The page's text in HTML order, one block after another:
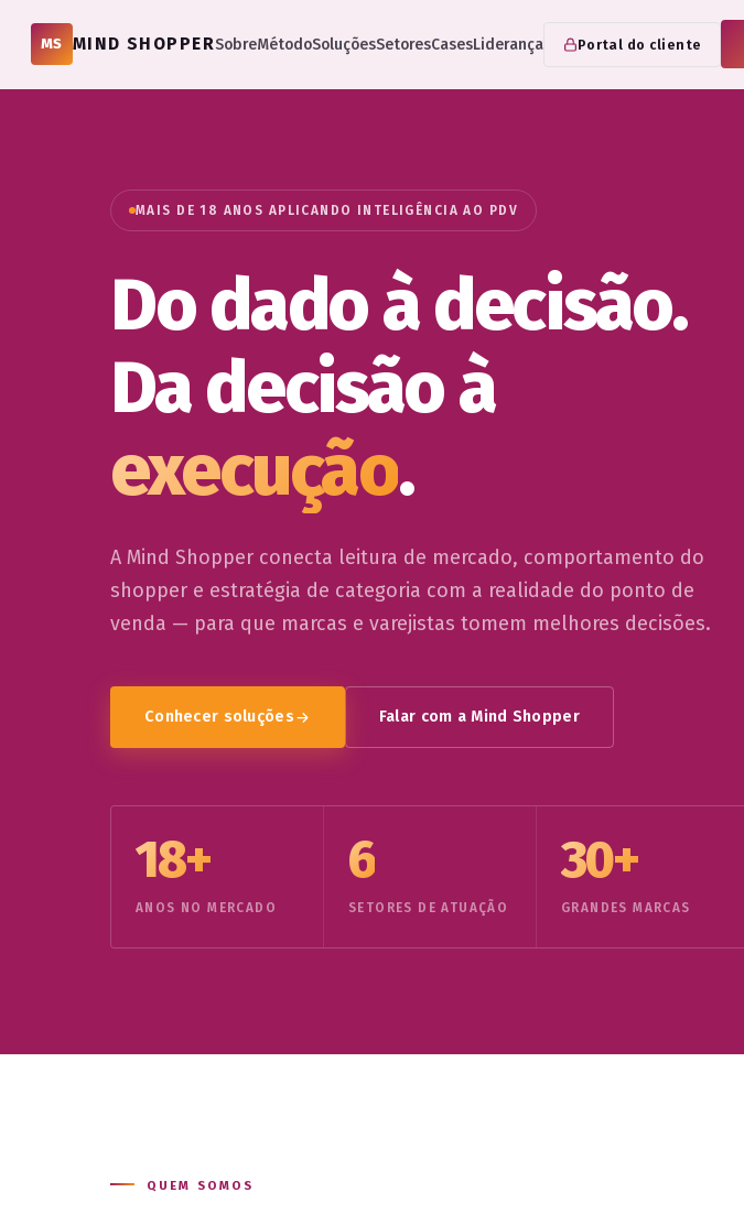
MS MIND SHOPPERSobreMétodoSoluçõesSetoresCasesLiderança Portal do cliente
MAIS DE 18 ANOS APLICANDO INTELIGÊNCIA AO PDV
Do dado à decisão.
Da decisão à
execução.
A Mind Shopper conecta leitura de mercado, comportamento do
shopper e estratégia de categoria com a realidade do ponto de
venda — para que marcas e varejistas tomem melhores decisões.
Conhecer soluções Falar com a Mind Shopper
18+
ANOS NO MERCADO
6
SETORES DE ATUAÇÃO
30+
GRANDES MARCAS
QUEM SOMOS